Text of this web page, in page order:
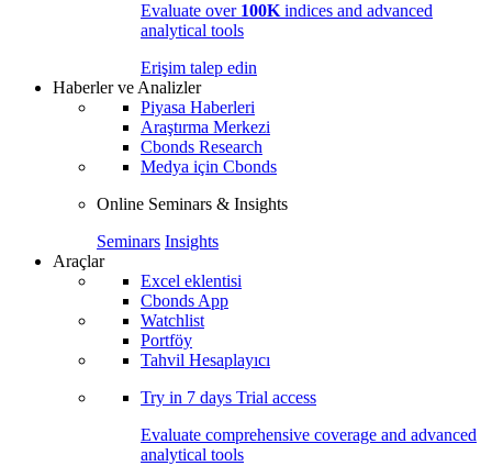
Evaluate over 100K indices and advanced
analytical tools
Erişim talep edin
Haberler ve Analizler
Piyasa Haberleri
Araştırma Merkezi
Cbonds Research
Medya için Cbonds
Online Seminars & Insights
Seminars Insights
Araçlar
Excel eklentisi
Cbonds App
Watchlist
Portföy
Tahvil Hesaplayıcı
Try in 7 days Trial access
Evaluate comprehensive coverage and advanced
analytical tools